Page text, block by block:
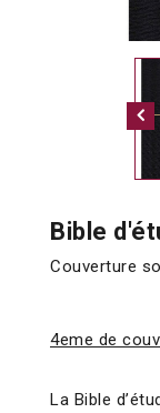
Bible
Couverture
4eme de
La Bible